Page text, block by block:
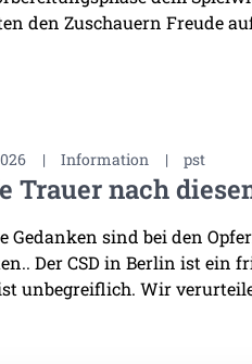
den Zuschauern Freude
| Information | pst
Trauer nach
Gedanken sind bei den
Der CSD in Berlin ist ein
unbegreiflich. Wir